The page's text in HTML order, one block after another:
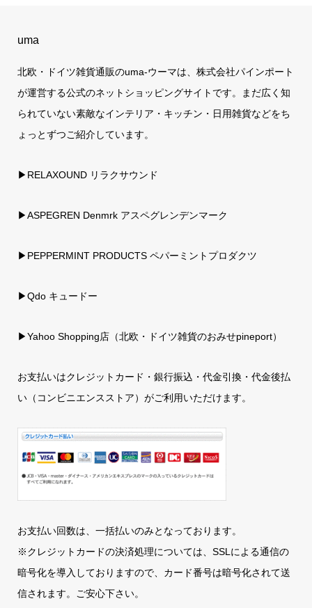
uma
北欧・ドイツ雑貨通販のuma-ウーマは、株式会社パインポート
が運営する公式のネットショッピングサイトです。まだ広く知
られていない素敵なインテリア・キッチン・日用雑貨などをち
ょっとずつご紹介しています。
▶RELAXOUND リラクサウンド
▶ASPEGREN Denmrk アスペグレンデンマーク
▶PEPPERMINT PRODUCTS ペパーミントプロダクツ
▶Qdo キュードー
▶Yahoo Shopping店（北欧・ドイツ雑貨のおみせpineport）
お支払いはクレジットカード・銀行振込・代金引換・代金後払
い（コンビニエンスストア）がご利用いただけます。
お支払い回数は、一括払いのみとなっております。
※クレジットカードの決済処理については、SSLによる通信の
暗号化を導入しておりますので、カード番号は暗号化されて送
信されます。ご安心下さい。